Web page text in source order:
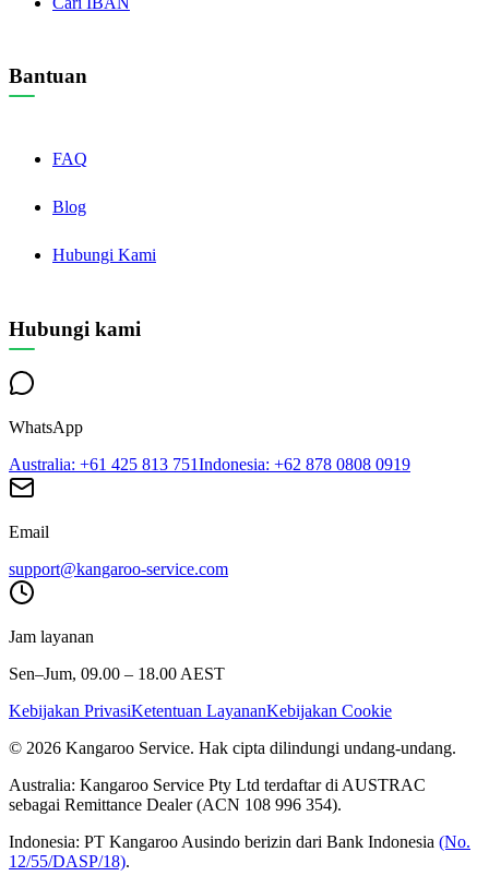
Bantuan
FAQ
Blog
Hubungi Kami
Hubungi kami
WhatsApp
Australia: +61 425 813 751Indonesia: +62 878 0808 0919
Email
support@kangaroo-service.com
Jam layanan
Sen–Jum, 09.00 – 18.00 AEST
Kebijakan PrivasiKetentuan LayananKebijakan Cookie
© 2026 Kangaroo Service. Hak cipta dilindungi undang-undang.
Australia: Kangaroo Service Pty Ltd terdaftar di AUSTRAC
sebagai Remittance Dealer (ACN 108 996 354).
Indonesia: PT Kangaroo Ausindo berizin dari Bank Indonesia (No.
12/55/DASP/18).